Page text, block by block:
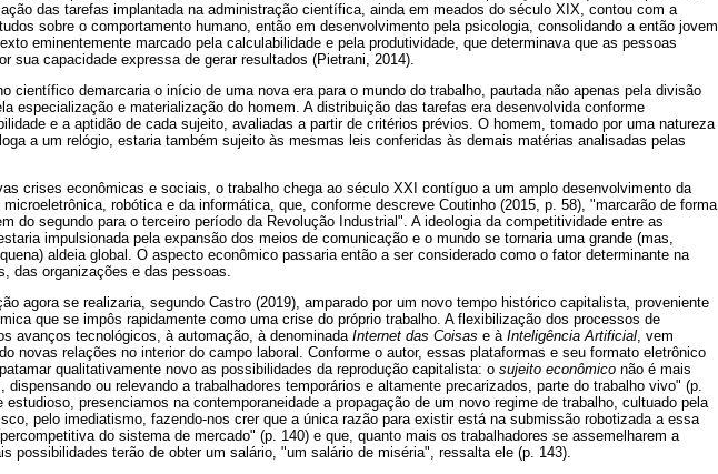
das tarefas implantada na administração científica, ainda em meados do século XIX, contou com a
sobre o comportamento humano, então em desenvolvimento pela psicologia, consolidando a então jovem
eminentemente marcado pela calculabilidade e pela produtividade, que determinava que as pessoas
sua capacidade expressa de gerar resultados (Pietrani, 2014).
científico demarcaria o início de uma nova era para o mundo do trabalho, pautada não apenas pela divisão
especialização e materialização do homem. A distribuição das tarefas era desenvolvida conforme
e a aptidão de cada sujeito, avaliadas a partir de critérios prévios. O homem, tomado por uma natureza
a um relógio, estaria também sujeito às mesmas leis conferidas às demais matérias analisadas pelas
crises econômicas e sociais, o trabalho chega ao século XXI contíguo a um amplo desenvolvimento da
robótica e da informática, que, conforme descreve Coutinho (2015, p. 58), "marcarão de forma
do segundo para o terceiro período da Revolução Industrial". A ideologia da competitividade entre as
impulsionada pela expansão dos meios de comunicação e o mundo se tornaria uma grande (mas,
aldeia global. O aspecto econômico passaria então a ser considerado como o fator determinante na
das organizações e das pessoas.
agora se realizaria, segundo Castro (2019), amparado por um novo tempo histórico capitalista, proveniente
que se impôs rapidamente como uma crise do próprio trabalho. A flexibilização dos processos de
avanços tecnológicos, à automação, à denominada Internet das Coisas e à Inteligência Artificial, vem
novas relações no interior do campo laboral. Conforme o autor, essas plataformas e seu formato eletrônico
qualitativamente novo as possibilidades da reprodução capitalista: o sujeito econômico não é mais
dispensando ou relevando a trabalhadores temporários e altamente precarizados, parte do trabalho vivo" (p.
estudioso, presenciamos na contemporaneidade a propagação de um novo regime de trabalho, cultuado pela
pelo imediatismo, fazendo-nos crer que a única razão para existir está na submissão robotizada a essa
do sistema de mercado" (p. 140) e que, quanto mais os trabalhadores se assemelharem a
possibilidades terão de obter um salário, "um salário de miséria", ressalta ele (p. 143).